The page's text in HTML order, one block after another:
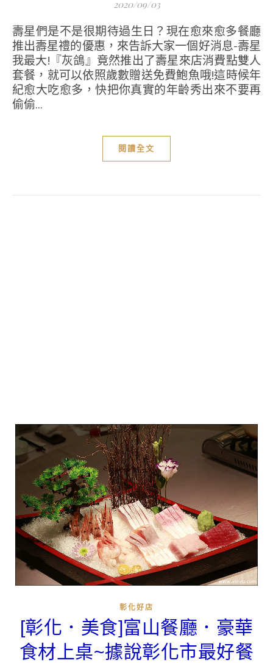
2020/09/03
壽星們是不是很期待過生日？現在愈來愈多餐廳
推出壽星禮的優惠，來告訴大家一個好消息-壽星
我最大!『灰鴿』竟然推出了壽星來店消費點雙人
套餐，就可以依照歲數贈送免費鮑魚哦!這時候年
紀愈大吃愈多，快把你真實的年齡秀出來不要再
偷偷...
閱讀全文
彰化好店
[彰化．美食]富山餐廳．豪華
食材上桌~據說彰化市最好餐